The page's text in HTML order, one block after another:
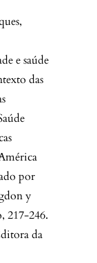
e saúde
das
por
y
217-246.
da